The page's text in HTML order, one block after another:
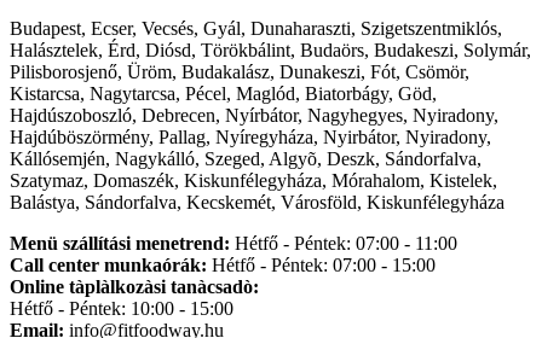
Budapest, Ecser, Vecsés, Gyál, Dunaharaszti, Szigetszentmiklós,
Halásztelek, Érd, Diósd, Törökbálint, Budaörs, Budakeszi, Solymár,
Pilisborosjenő, Üröm, Budakalász, Dunakeszi, Fót, Csömör,
Kistarcsa, Nagytarcsa, Pécel, Maglód, Biatorbágy, Göd,
Hajdúszoboszló, Debrecen, Nyírbátor, Nagyhegyes, Nyiradony,
Hajdúböszörmény, Pallag, Nyíregyháza, Nyirbátor, Nyiradony,
Kállósemjén, Nagykálló, Szeged, Algyõ, Deszk, Sándorfalva,
Szatymaz, Domaszék, Kiskunfélegyháza, Mórahalom, Kistelek,
Balástya, Sándorfalva, Kecskemét, Városföld, Kiskunfélegyháza
Menü szállítási menetrend: Hétfő - Péntek: 07:00 - 11:00
Call center munkaórák: Hétfő - Péntek: 07:00 - 15:00
Online tàplàlkozàsi tanàcsadò:
Hétfő - Péntek: 10:00 - 15:00
Email: info@fitfoodway.hu